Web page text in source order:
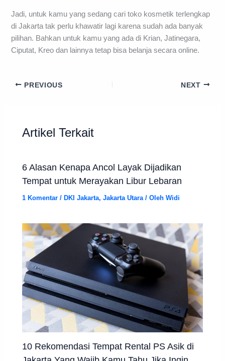
Jadi, untuk kamu yang sedang cari toko kosmetik terlengkap
di Jakarta tak perlu khawatir lagi karena sudah ada banyak
pilihan. Bahkan untuk kamu yang ada di Krian, Jatinegara,
Ciputat, Kreo dan lainnya tetap bisa belanja secara online.
PREVIOUS NEXT
Artikel Terkait
6 Alasan Kenapa Ancol Layak Dijadikan
Tempat untuk Merayakan Libur Lebaran
1 Komentar / DKI Jakarta,Jakarta Utara/ OlehWidi
10 Rekomendasi Tempat Rental PS Asik di